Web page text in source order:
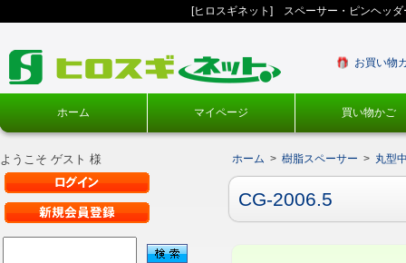
[ヒロスギネット] スペーサー・ピンヘッ
お買い物
ホーム マイページ 買い物かご
ようこそ ゲスト 様 ホーム > 樹脂スペーサー > 丸型
CG-2006.5